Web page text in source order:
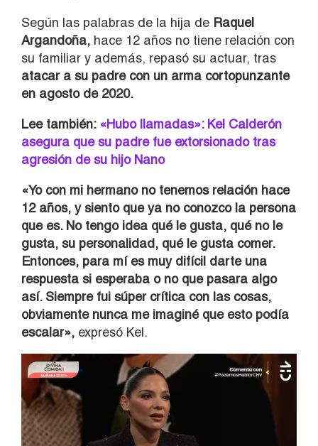
Según las palabras de la hija de Raquel
Argandoña, hace 12 años no tiene relación con
su familiar y además, repasó su actuar, tras
atacar a su padre con un arma cortopunzante
en agosto de 2020.
Lee también: «Hubo llamadas»: Kel Calderón
asegura que su padre fue extorsionado tras
agresión de su hijo Nano
«Yo con mi hermano no tenemos relación hace
12 años, y siento que ya no conozco la persona
que es. No tengo idea qué le gusta, qué no le
gusta, su personalidad, qué le gusta comer.
Entonces, para mí es muy difícil darte una
respuesta si esperaba o no que pasara algo
así. Siempre fui súper crítica con las cosas,
obviamente nunca me imaginé que esto podía
escalar», expresó Kel.